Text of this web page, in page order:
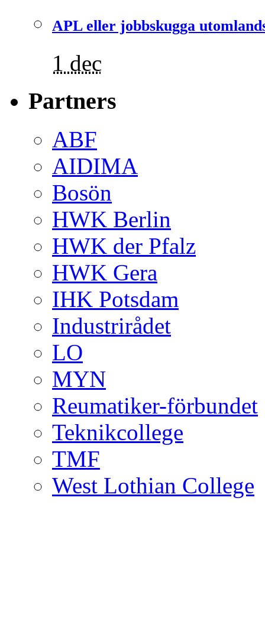
APL eller jobbskugga
1 dec
Partners
ABF
AIDIMA
Bosön
HWK Berlin
HWK der Pfalz
HWK Gera
IHK Potsdam
Industrirådet
LO
MYN
Reumatiker-förbundet
Teknikcollege
TMF
West Lothian College